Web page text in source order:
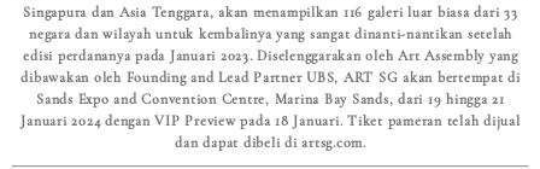
Singapura dan Asia Tenggara, akan menampilkan 116 galeri luar biasa dari 33
negara dan wilayah untuk kembalinya yang sangat dinanti-nantikan setelah
edisi perdananya pada Januari 2023. Diselenggarakan oleh Art Assembly yang
dibawakan oleh Founding and Lead Partner UBS, ART SG akan bertempat di
Sands Expo and Convention Centre, Marina Bay Sands, dari 19 hingga 21
Januari 2024 dengan VIP Preview pada 18 Januari. Tiket pameran telah dijual
dan dapat dibeli di artsg.com.